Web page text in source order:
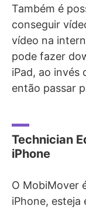
Também é
conseguir
vídeo na
pode fazer
iPad, ao invés
então passar
Technician
iPhone
O MobiMover
iPhone, esteja